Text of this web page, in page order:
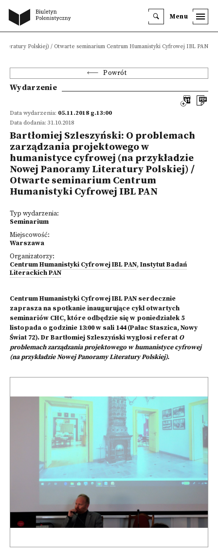
Menu
Polskiej) / Otwarte seminarium Centrum Humanistyki Cyfrowej IBL PAN
Powrót
Wydarzenie
Data wydarzenia: 05.11.2018 g.13:00
Data dodania: 31.10.2018
Bartłomiej Szleszyński: O problemach
zarządzania projektowego w
humanistyce cyfrowej (na przykładzie
Nowej Panoramy Literatury Polskiej) /
Otwarte seminarium Centrum
Humanistyki Cyfrowej IBL PAN
Typ wydarzenia:
Seminarium
Miejscowość:
Warszawa
Organizatorzy:
Centrum Humanistyki Cyfrowej IBL PAN, Instytut Badań
Literackich PAN
Centrum Humanistyki Cyfrowej IBL PAN serdecznie
zaprasza na spotkanie inaugurujące cykl otwartych
seminariów CHC, które odbędzie się w poniedziałek 5
listopada o godzinie 13:00 w sali 144 (Pałac Staszica, Nowy
Świat 72). Dr Bartłomiej Szleszyński wygłosi referat O
problemach zarządzania projektowego w humanistyce cyfrowej
(na przykładzie Nowej Panoramy Literatury Polskiej).